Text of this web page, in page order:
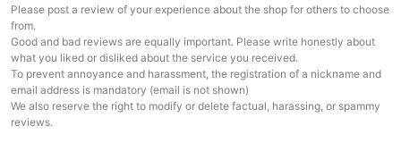
Please post a review of your experience about the shop for others to choose
from.
Good and bad reviews are equally important. Please write honestly about
what you liked or disliked about the service you received.
To prevent annoyance and harassment, the registration of a nickname and
email address is mandatory (email is not shown)
We also reserve the right to modify or delete factual, harassing, or spammy
reviews.